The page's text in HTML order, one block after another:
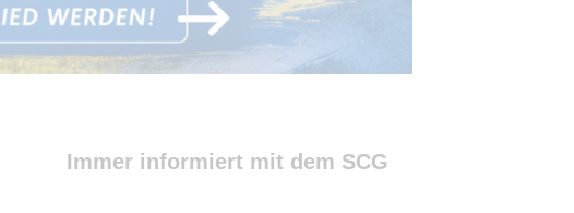
Immer informiert mit dem SCG